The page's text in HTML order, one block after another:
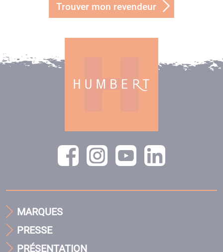
Trouver mon revendeur
MARQUES
PRESSE
PRÉSENTATION